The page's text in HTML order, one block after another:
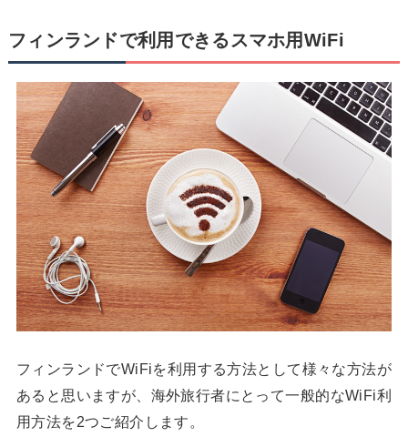
フィンランドで利用できるスマホ用WiFi
フィンランドでWiFiを利用する方法として様々な方法が
あると思いますが、海外旅行者にとって一般的なWiFi利
用方法を2つご紹介します。